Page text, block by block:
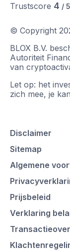
Trustscore 4 / 5
© Copyright
BLOX B.V.
Autoriteit
van
Let op: het
zich mee, je
Disclaimer
Sitemap
Algemene
Prijsbeleid
Verklaring